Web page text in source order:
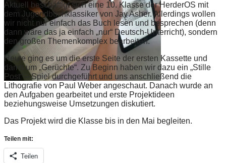
Aktuell beschäftigt sich eine 10. Klasse der HerderOS mit
dem Jugendbuchklassiker von Jay Asher. Allerdings wollen
wir nicht nur einfach das Buch lesen und besprechen (denn
dann wäre das ja einfach „nur“ Deutsch-Unterricht), sondern
den großen Themenkomplex bearbeiten.
Heute ging es um die erste Seite der ersten Kassette und
damit um „Gerüchte“. Zu Beginn haben wir dazu ein „Stille
Post“ – Spiel durchgeführt und uns anschließend die
Lithografie von Paul Weber angeschaut. Danach wurde an
den Aufgaben gearbeitet und erste Projektideen
beziehungsweise Umsetzungen diskutiert.
Das Projekt wird die Klasse bis in den Mai begleiten.
Teilen mit:
Teilen